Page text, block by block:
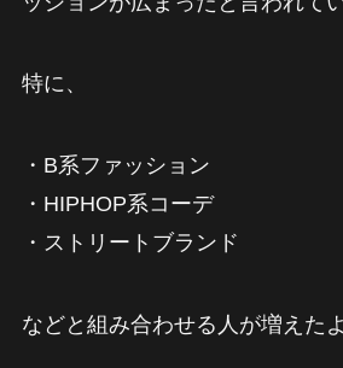
特に、
・B系ファッション
・HIPHOP系コーデ
・ストリートブランド
などと組み合わせる人が増えた